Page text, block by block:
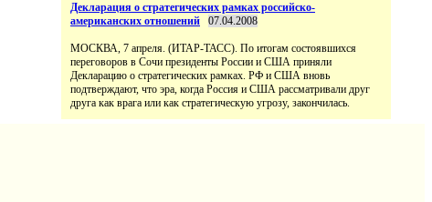
Декларация о стратегических рамках российско-
американских отношений
07.04.2008
МОСКВА, 7 апреля. (ИТАР-ТАСС). По итогам состоявшихся
переговоров в Сочи президенты России и США приняли
Декларацию о стратегических рамках. РФ и США вновь
подтверждают, что эра, когда Россия и США рассматривали друг
друга как врага или как стратегическую угрозу, закончилась.